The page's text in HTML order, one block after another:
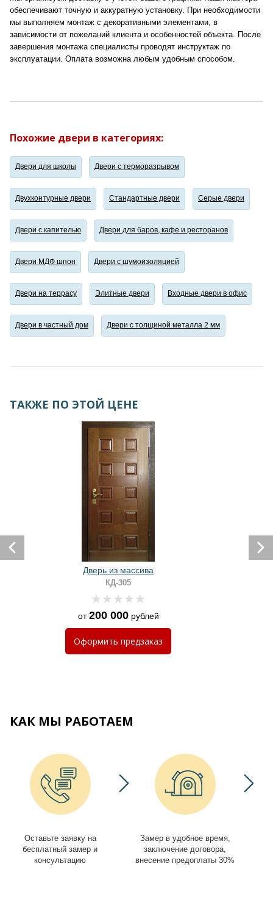
обеспечивают точную и аккуратную установку. При необходимости
мы выполняем монтаж с декоративными элементами, в
зависимости от пожеланий клиента и особенностей объекта. После
завершения монтажа специалисты проводят инструктаж по
эксплуатации. Оплата возможна любым удобным способом.
Похожие двери в категориях:
Двери для школы Двери с терморазрывом
Двухконтурные двери Стандартные двери Серые двери
Двери с капителью Двери для баров, кафе и ресторанов
Двери МДФ шпон Двери с шумоизоляцией
Двери на террасу Элитные двери Входные двери в офис
Двери в частный дом Двери с толщиной металла 2 мм
ТАКЖЕ ПО ЭТОЙ ЦЕНЕ
Дверь из массива
КД-305
от200 000рублей
Оформить предзаказ
КАК МЫ РАБОТАЕМ
Оставьте заявку на
бесплатный замер и
консультацию
Замер в удобное время,
заключение договора,
внесение предоплаты 30%